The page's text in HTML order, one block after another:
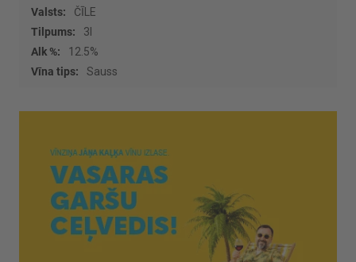
informācijas
ČĪLE
3l
12.5%
Sauss